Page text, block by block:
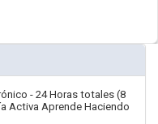
- 24 Horas totales (8
Activa Aprende Haciendo